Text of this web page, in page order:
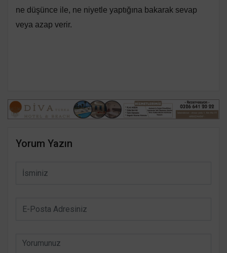
ne düşünce ile, ne niyetle yaptığına bakarak sevap
veya azap verir.
Yorum Yazın